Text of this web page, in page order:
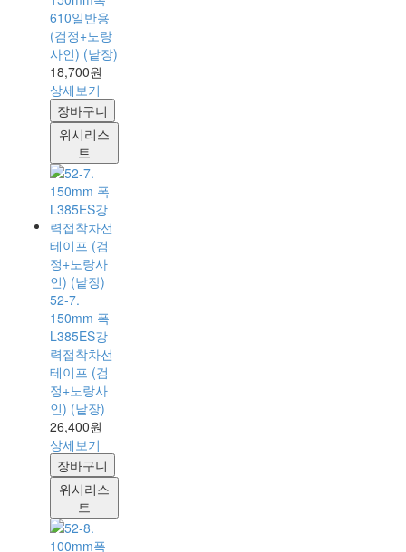
610일반용
(검정+노랑
사인) (낱장)
18,700원
상세보기
장바구니
위시리스
트
52-7.
150mm 폭
L385ES강
력접착차선
테이프 (검
정+노랑사
인) (낱장)
26,400원
상세보기
장바구니
위시리스
트